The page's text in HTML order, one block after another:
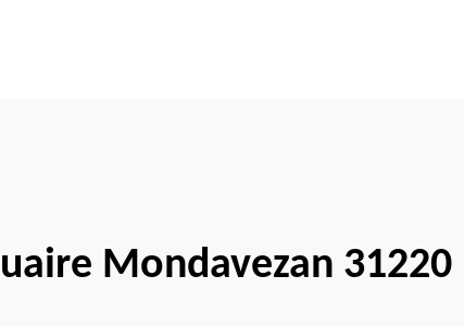
Mondavezan 31220